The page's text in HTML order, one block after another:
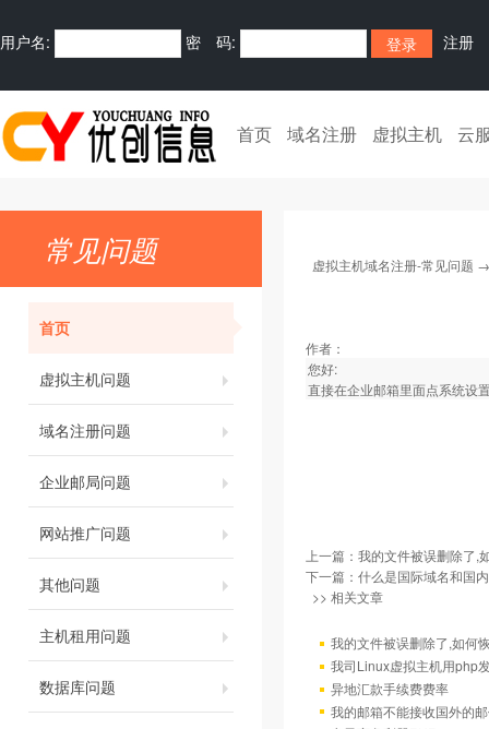
用户名: 密 码: 注册
首页 域名注册 虚拟主机 云
常见问题
首页
虚拟主机问题
域名注册问题
企业邮局问题
网站推广问题
其他问题
主机租用问题
数据库问题
虚拟主机域名注册-常见问题
作者：
您好:
直接在企业邮箱里面点系统设
上一篇： 我的文件被误删除了,
下一篇： 什么是国际域名和国
>> 相关文章
我的文件被误删除了,如何
我司Linux虚拟主机用php
异地汇款手续费费率
我的邮箱不能接收国外的